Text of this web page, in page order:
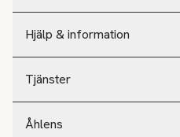
Hjälp & information
Tjänster
Åhlens